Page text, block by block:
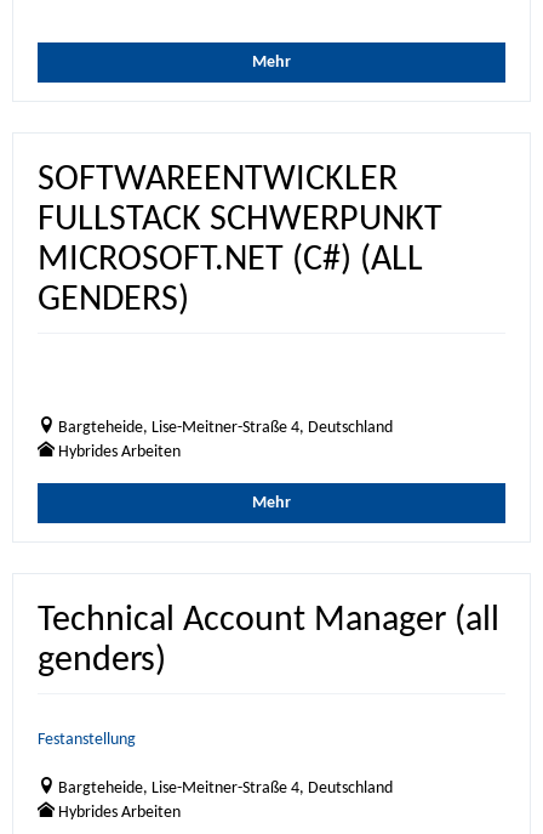
Mehr
SOFTWAREENTWICKLER
FULLSTACK SCHWERPUNKT
MICROSOFT.NET (C#) (ALL
GENDERS)
Bargteheide, Lise-Meitner-Straße 4, Deutschland
Hybrides Arbeiten
Mehr
Technical Account Manager (all
genders)
Festanstellung
Bargteheide, Lise-Meitner-Straße 4, Deutschland
Hybrides Arbeiten